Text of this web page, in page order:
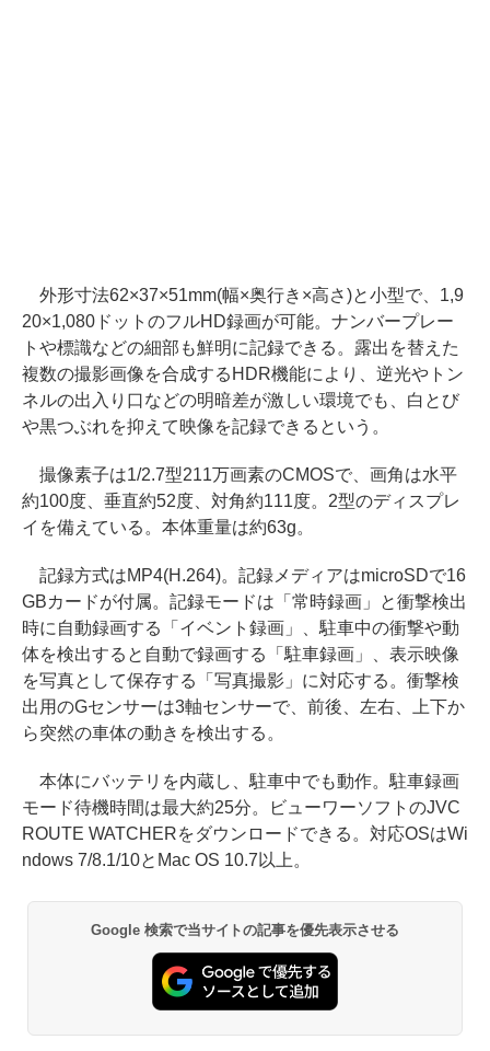
外形寸法62×37×51mm(幅×奥行き×高さ)と小型で、1,9
20×1,080ドットのフルHD録画が可能。ナンバープレー
トや標識などの細部も鮮明に記録できる。露出を替えた
複数の撮影画像を合成するHDR機能により、逆光やトン
ネルの出入り口などの明暗差が激しい環境でも、白とび
や黒つぶれを抑えて映像を記録できるという。
撮像素子は1/2.7型211万画素のCMOSで、画角は水平
約100度、垂直約52度、対角約111度。2型のディスプレ
イを備えている。本体重量は約63g。
記録方式はMP4(H.264)。記録メディアはmicroSDで16
GBカードが付属。記録モードは「常時録画」と衝撃検出
時に自動録画する「イベント録画」、駐車中の衝撃や動
体を検出すると自動で録画する「駐車録画」、表示映像
を写真として保存する「写真撮影」に対応する。衝撃検
出用のGセンサーは3軸センサーで、前後、左右、上下か
ら突然の車体の動きを検出する。
本体にバッテリを内蔵し、駐車中でも動作。駐車録画
モード待機時間は最大約25分。ビューワーソフトのJVC
ROUTE WATCHERをダウンロードできる。対応OSはWi
ndows 7/8.1/10とMac OS 10.7以上。
Google 検索で当サイトの記事を優先表示させる